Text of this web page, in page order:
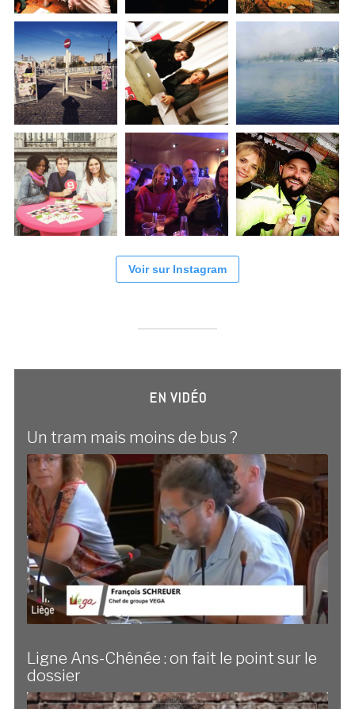
Voir sur Instagram
EN VIDÉO
Un tram mais moins de bus ?
Ligne Ans-Chênée : on fait le point sur le
dossier